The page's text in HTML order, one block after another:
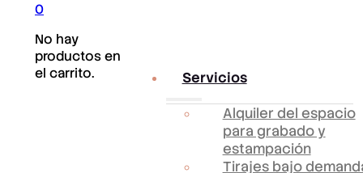
0
No hay
productos en
el carrito.
Servicios
Alquiler del espacio
para grabado y
estampación
Tirajes bajo